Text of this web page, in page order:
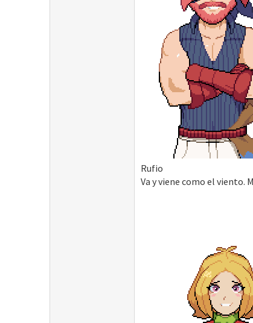
Rufio
Va y viene como el viento.